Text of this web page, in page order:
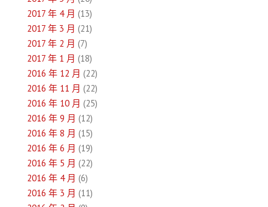
2017 年 4 月 (13)
2017 年 3 月 (21)
2017 年 2 月 (7)
2017 年 1 月 (18)
2016 年 12 月 (22)
2016 年 11 月 (22)
2016 年 10 月 (25)
2016 年 9 月 (12)
2016 年 8 月 (15)
2016 年 6 月 (19)
2016 年 5 月 (22)
2016 年 4 月 (6)
2016 年 3 月 (11)